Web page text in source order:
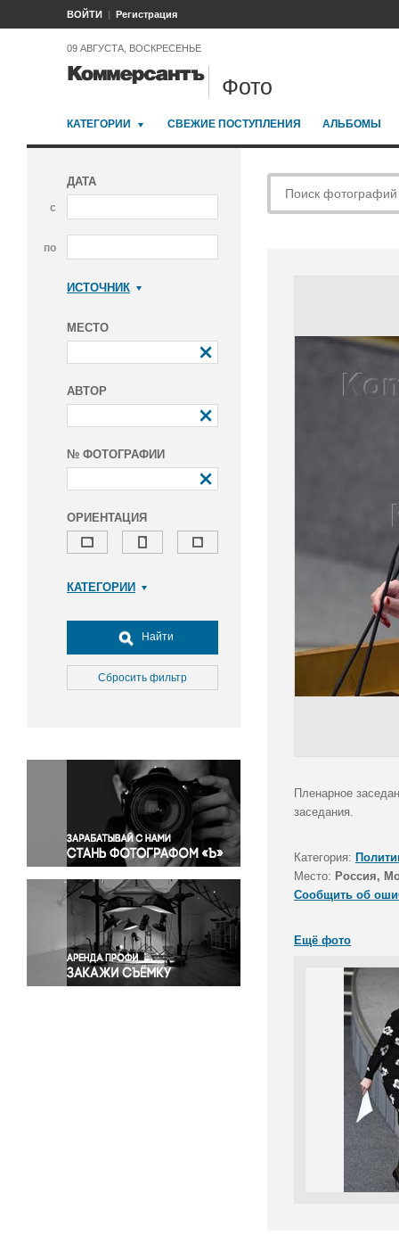
ВОЙТИ Регистрация
09 АВГУСТА, ВОСКРЕСЕНЬЕ
Фото
КАТЕГОРИИ СВЕЖИЕ ПОСТУПЛЕНИЯ АЛЬБОМЫ
ДАТА
с
по
ИСТОЧНИК
МЕСТО
АВТОР
№ ФОТОГРАФИИ
ОРИЕНТАЦИЯ
КАТЕГОРИИ
Досуг, туризм и отдых
Культура
Медицина
Окружающая среда
Политика
Правосудие
Происшествия и конфликты
Религия
Светская жизнь
Спорт
Экология
Экономика и бизнес
Найти
Сбросить фильтр
Пленарное
заседания.
Категория:
Место: Россия,
Сообщить об
Ещё фото